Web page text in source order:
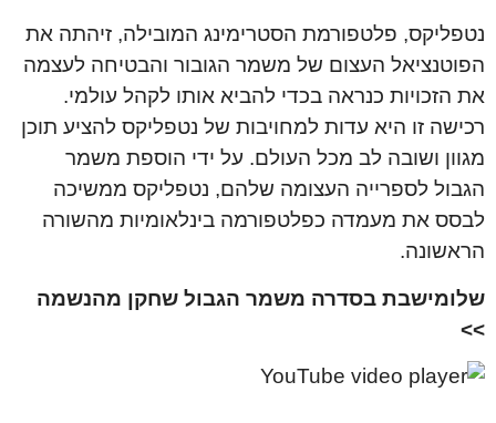
נטפליקס, פלטפורמת הסטרימינג המובילה, זיהתה את
הפוטנציאל העצום של משמר הגובור והבטיחה לעצמה
את הזכויות כנראה בכדי להביא אותו לקהל עולמי.
רכישה זו היא עדות למחויבות של נטפליקס להציע תוכן
מגוון ושובה לב מכל העולם. על ידי הוספת משמר
הגבול לספרייה העצומה שלהם, נטפליקס ממשיכה
לבסס את מעמדה כפלטפורמה בינלאומיות מהשורה
הראשונה.
שלומישבת בסדרה משמר הגבול שחקן מהנשמה
>>